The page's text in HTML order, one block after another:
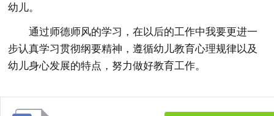
幼儿。
通过师德师风的学习，在以后的工作中我要更进一
步认真学习贯彻纲要精神，遵循幼儿教育心理规律以及
幼儿身心发展的特点，努力做好教育工作。